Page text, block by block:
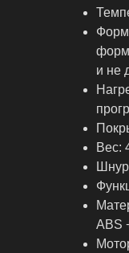
и не
Вес:
ABS